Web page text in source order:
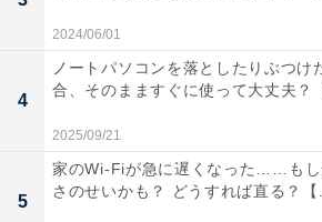
る。ボルボは、将来的にコンパクト
ると見ており、今回は同社初のコン
XC40を投入した形だ。
T4：Drive-E 2.0リッター4気筒直噴
ジン
最高出力 kW(ps)/rpm ＝ 140(190)/
2024/06/01
4
ノートパソコンを落としたりぶつけ
合、そのまますぐに使って大丈夫？
2025/09/21
5
家のWi-Fiが急に遅くなった……もし
さのせいかも？ どうすれば直る？【